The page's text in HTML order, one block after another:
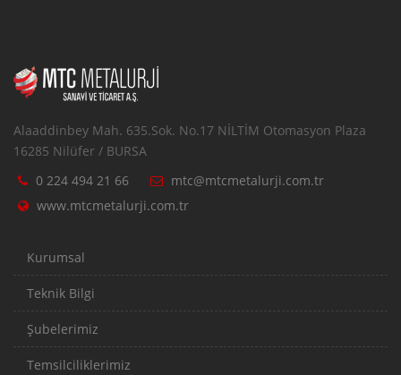
Alaaddinbey Mah. 635.Sok. No.17 NİLTİM Otomasyon Plaza
16285 Nilüfer / BURSA
0 224 494 21 66
mtc@mtcmetalurji.com.tr
www.mtcmetalurji.com.tr
Kurumsal
Teknik Bilgi
Şubelerimiz
Temsilciliklerimiz